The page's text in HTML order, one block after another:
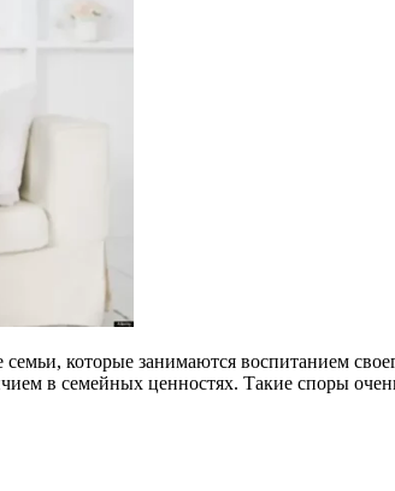
которые занимаются воспитанием
в семейных ценностях. Такие споры